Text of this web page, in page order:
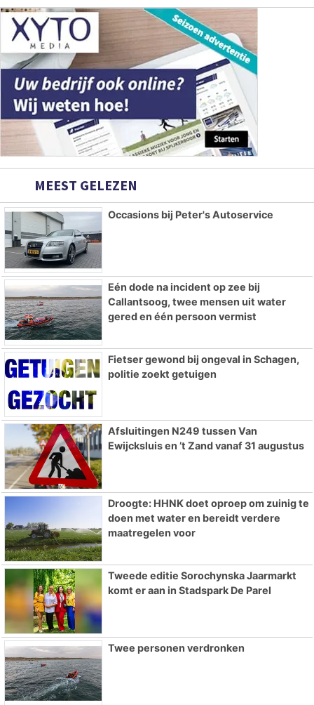
MEEST GELEZEN
Occasions bij Peter's Autoservice
Eén dode na incident op zee bij
Callantsoog, twee mensen uit water
gered en één persoon vermist
Fietser gewond bij ongeval in Schagen,
politie zoekt getuigen
Afsluitingen N249 tussen Van
Ewijcksluis en ’t Zand vanaf 31 augustus
Droogte: HHNK doet oproep om zuinig te
doen met water en bereidt verdere
maatregelen voor
Tweede editie Sorochynska Jaarmarkt
komt er aan in Stadspark De Parel
Twee personen verdronken